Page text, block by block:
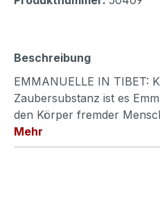
Beschreibung
EMMANUELLE IN TIBET:
Zaubersubstanz ist es
den Körper fremder
Mehr